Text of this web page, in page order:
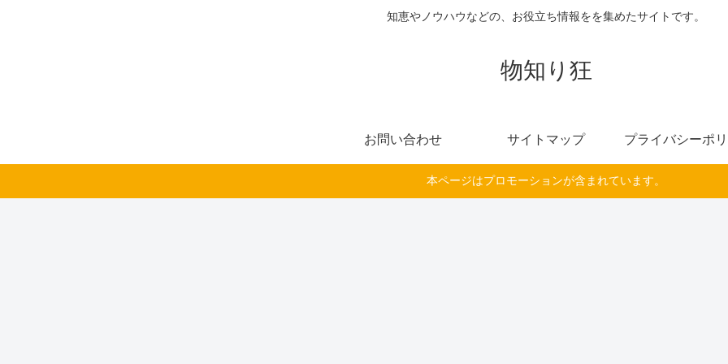
知恵やノウハウなどの、お役立ち情報をを集めたサイトです。
物知り狂
お問い合わせ サイトマップ プライバシーポ
本ページはプロモーションが含まれています。